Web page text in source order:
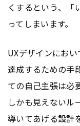
くするという、「
ってしまいます。
UXデザインにお
達成するための手
ての自己主張は必
しかも見えないル
導いてあげる設計